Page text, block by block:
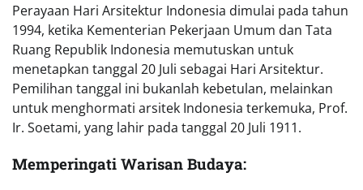
Perayaan Hari Arsitektur Indonesia dimulai pada tahun
1994, ketika Kementerian Pekerjaan Umum dan Tata
Ruang Republik Indonesia memutuskan untuk
menetapkan tanggal 20 Juli sebagai Hari Arsitektur.
Pemilihan tanggal ini bukanlah kebetulan, melainkan
untuk menghormati arsitek Indonesia terkemuka, Prof.
Ir. Soetami, yang lahir pada tanggal 20 Juli 1911.
Memperingati Warisan Budaya: